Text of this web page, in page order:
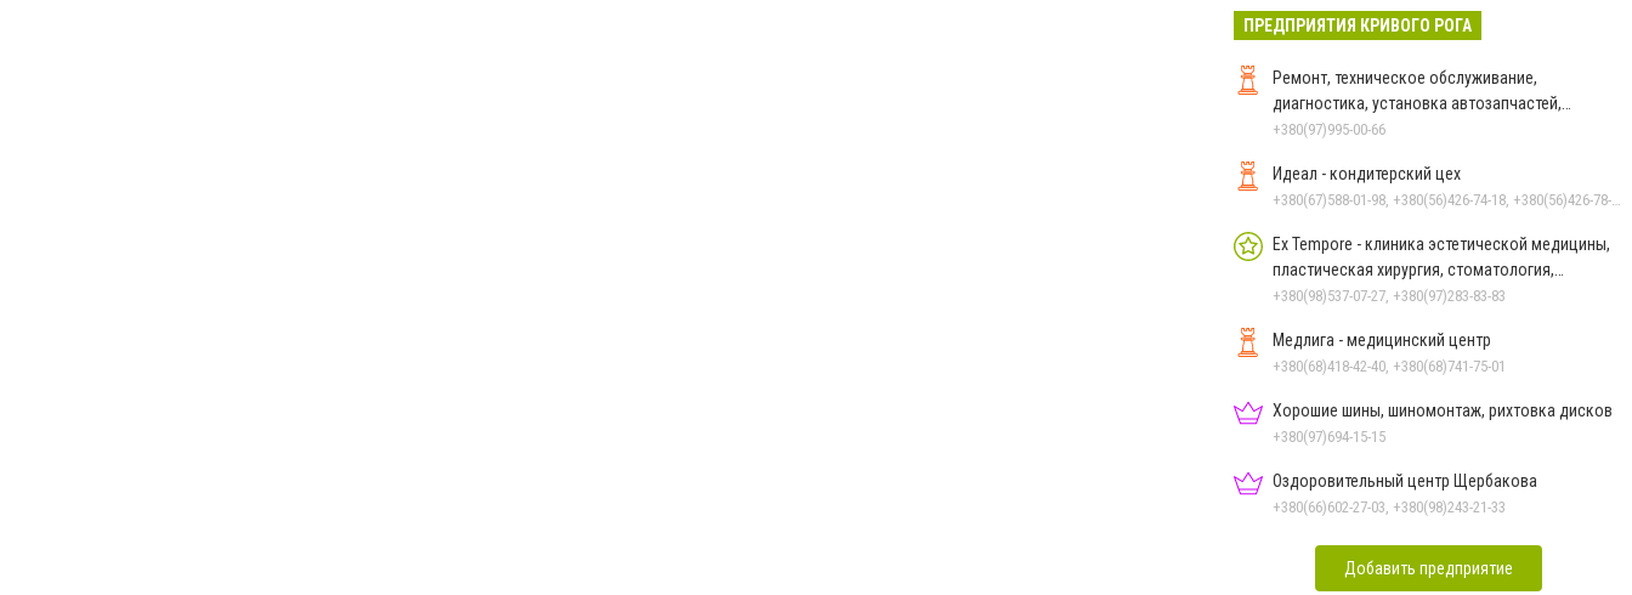
ПРЕДПРИЯТИЯ КРИВОГО РОГА
Ремонт, техническое обслуживание,
диагностика, установка автозапчастей,
китайских и азиатских авто
+380(97)995-00-66
Идеал - кондитерский цех
Ex Tempore - клиника эстетической медицины,
пластическая хирургия, стоматология,
косметология
+380(98)537-07-27, +380(97)283-83-83
Медлига - медицинский центр
+380(68)418-42-40, +380(68)741-75-01
Хорошие шины, шиномонтаж, рихтовка дисков
+380(97)694-15-15
Оздоровительный центр Щербакова
+380(66)602-27-03, +380(98)243-21-33
Добавить предприятие